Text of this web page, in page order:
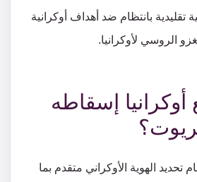
بانتظام ضد أهداف أوكرانية
إسقاطه
الهوية الأوكراني متقدم بما